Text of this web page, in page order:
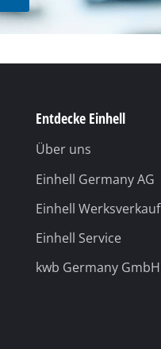
Entdecke Einhell
Über uns
Einhell Germany AG
Einhell Werksverkauf
Einhell Service
kwb Germany GmbH